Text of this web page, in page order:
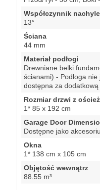
Współczynnik
13°
Ściana
44 mm
Materiał podłogi
Drewniane belki
ścianami) - Podłoga
dostępna za dodatkową
Rozmiar drzwi z
1* 85 x 192 cm
Garage Door
Dostępne jako
Okna
1* 138 cm x 105 cm
Objętość wewnątrz
88.55 m³